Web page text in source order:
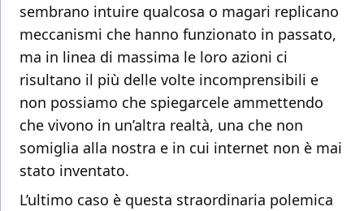
sembrano intuire qualcosa o magari replicano
meccanismi che hanno funzionato in passato,
ma in linea di massima le loro azioni ci
risultano il più delle volte incomprensibili e
non possiamo che spiegarcele ammettendo
che vivono in un’altra realtà, una che non
somiglia alla nostra e in cui internet non è mai
stato inventato.
L’ultimo caso è questa straordinaria polemica